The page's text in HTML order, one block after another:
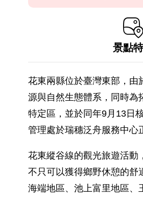
景點
花東兩縣位於臺灣東部，由
源與自然生態體系，同時為
特定區，並於同年9月13日
管理處於瑞穗泛舟服務中心
花東縱谷線的觀光旅遊活動
不只可以獲得鄉野休憩的舒
海端地區、池上富里地區、